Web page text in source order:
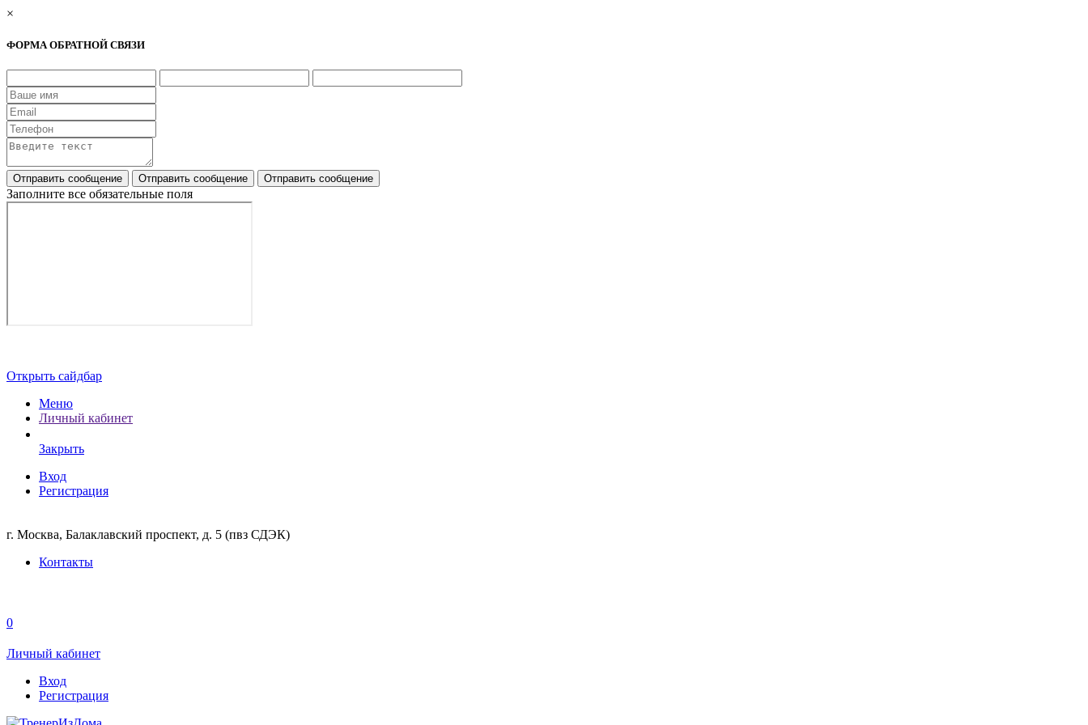
×
ФОРМА ОБРАТНОЙ СВЯЗИ
Заполните все обязательные поля
Открыть сайдбар
Меню
Личный кабинет
Закрыть
Вход
Регистрация
г. Москва, Балаклавский проспект, д. 5 (пвз СДЭК)
Контакты
0
Личный кабинет
Вход
Регистрация